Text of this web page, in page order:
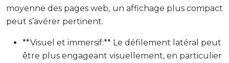
moyenne des pages web, un affichage plus compact
peut s’avérer pertinent.
**Visuel et immersif:** Le défilement latéral peut
être plus engageant visuellement, en particulier